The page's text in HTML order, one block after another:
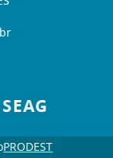
SEAG
PRODEST